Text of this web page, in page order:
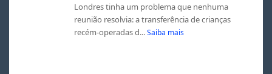
Londres tinha um problema que nenhuma
reunião resolvia: a transferência de crianças
recém-operadas d... Saiba mais